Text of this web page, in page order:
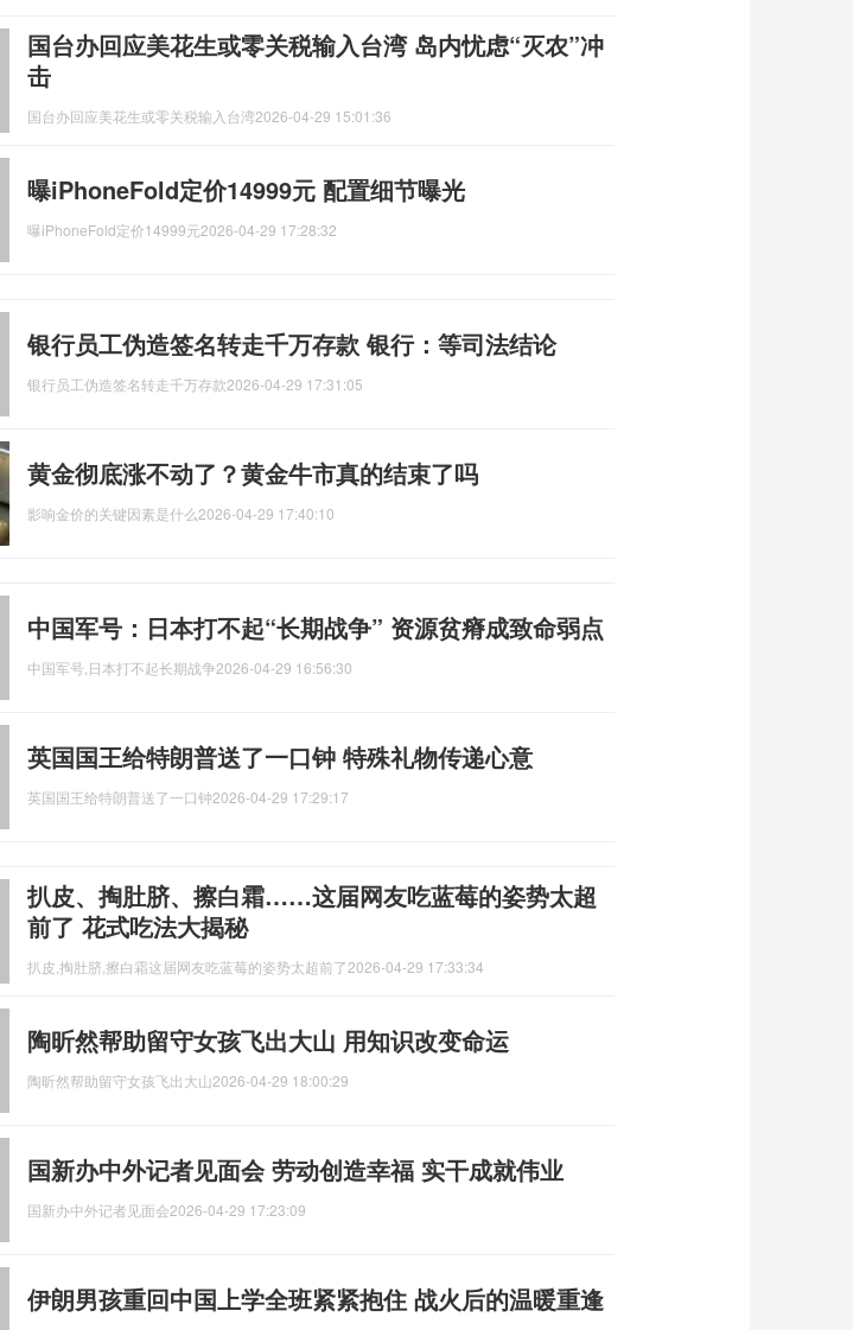
国台办回应美花生或零关税输入台湾 岛内忧虑“灭农”冲
击
国台办回应美花生或零关税输入台湾2026-04-29 15:01:36
曝iPhoneFold定价14999元 配置细节曝光
曝iPhoneFold定价14999元2026-04-29 17:28:32
银行员工伪造签名转走千万存款 银行：等司法结论
银行员工伪造签名转走千万存款2026-04-29 17:31:05
黄金彻底涨不动了？黄金牛市真的结束了吗
影响金价的关键因素是什么2026-04-29 17:40:10
中国军号：日本打不起“长期战争” 资源贫瘠成致命弱点
中国军号,日本打不起长期战争2026-04-29 16:56:30
英国国王给特朗普送了一口钟 特殊礼物传递心意
英国国王给特朗普送了一口钟2026-04-29 17:29:17
扒皮、掏肚脐、擦白霜……这届网友吃蓝莓的姿势太超
前了 花式吃法大揭秘
扒皮,掏肚脐,擦白霜这届网友吃蓝莓的姿势太超前了2026-04-29 17:33:34
陶昕然帮助留守女孩飞出大山 用知识改变命运
陶昕然帮助留守女孩飞出大山2026-04-29 18:00:29
国新办中外记者见面会 劳动创造幸福 实干成就伟业
国新办中外记者见面会2026-04-29 17:23:09
伊朗男孩重回中国上学全班紧紧抱住 战火后的温暖重逢